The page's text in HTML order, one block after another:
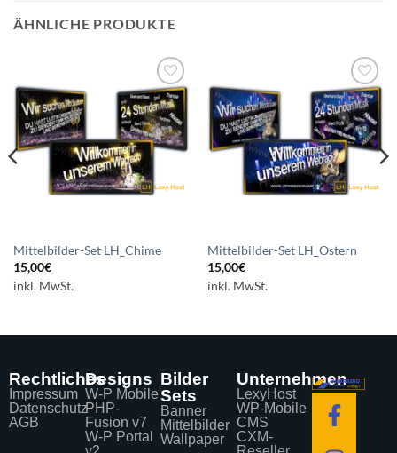
ÄHNLICHE PRODUKTE
Auf die
Wunschliste
setzen
Mittelbilder-Set LH_Chime
15,00€
inkl. MwSt.
Auf die
Wunschliste
setzen
Mittelbilder-Set LH_Ostern
15,00€
inkl. MwSt.
Rechtliches
Impressum
Datenschutz
AGB
Designs
W-P Mobile
PHP-
Fusion v7
W-P Portal
Bilder
Sets
Banner
Mittelbilder
Wallpaper
Unternehmen
LexyHost
WP-Mobile
CMS
CXM-